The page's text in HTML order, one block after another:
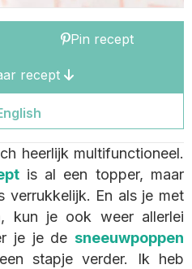
Pin recept
the
english
site
recept
heerlijk multifunctioneel.
is al een topper, maar
verrukkelijk. En als je met
kun je ook weer allerlei
je je de sneeuwpoppen
stapje verder. Ik heb